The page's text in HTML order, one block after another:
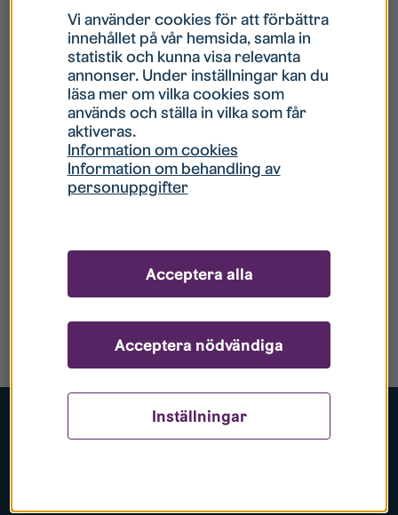
Populära sidor
Vi använder cookies för att förbättra
innehållet på vår hemsida, samla in
statistik och kunna visa relevanta
annonser. Under inställningar kan du
läsa mer om vilka cookies som
används och ställa in vilka som får
aktiveras.
Information om cookies
Information om behandling av
personuppgifter
Inställningar
Acceptera nödvändiga
Acceptera alla